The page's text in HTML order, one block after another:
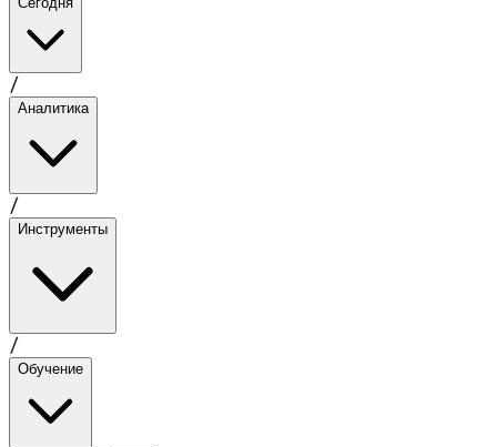
/
Аналитика
/
Инструменты
/
Обучение